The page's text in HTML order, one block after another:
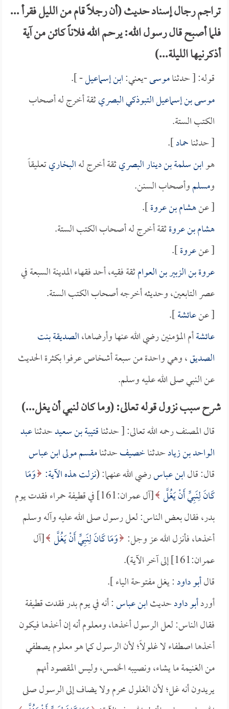
تراجم رجال إسناد حديث (أن رجلاً قام من الليل فقرأ ...
فلما أصبح قال رسول الله: يرحم الله فلاناً كائن من آية
أذكرنيها الليلة...)
قوله: [ حدثناموسى-يعني:ابن إسماعيل- ].
موسى بن إسماعيل التبوذكي البصريثقة أخرج له أصحاب
الكتب الستة.
[ حدثناحماد].
هوابن سلمة بن دينار البصريثقة أخرج لهالبخاريتعليقاً
ومسلموأصحاب السنن.
[ عنهشام بن عروة].
هشام بن عروةثقة أخرج له أصحاب الكتب الستة.
[ عنعروة].
عروة بن الزبير بن العوامثقة فقيه، أحد فقهاء المدينة السبعة في
عصر التابعين، وحديثه أخرجه أصحاب الكتب الستة.
[ عنعائشة].
عائشةأم المؤمنين رضي الله عنها وأرضاها،الصديقة بنت
الصديق، وهي واحدة من سبعة أشخاص عرفوا بكثرة الحديث
عن النبي صلى الله عليه وسلم.
شرح سبب نزول قوله تعالى: (وما كان لنبي أن يغل...)
قال المصنف رحمه الله تعالى: [ حدثناقتيبة بن سعيدحدثناعبد
الواحد بن زيادحدثناخصيفحدثنامقسم مولى ابن عباس
قال: قالابن عباسرضي الله عنهما: (نزلت هذه الآية: وَمَا
كَانَ لِنَبِيٍّ أَنْ يَغُلَّ
[آل عمران:161] في قطيفة حمراء فقدت يوم
بدر، فقال بعض الناس: لعل رسول صلى الله عليه وآله وسلم
أخذها، فأنزل الله عز وجل: وَمَا كَانَ لِنَبِيٍّ أَنْ يَغُلَّ [آل
عمران:161] إلى آخر الآية).
قالأبو داود: يغل مفتوحة الياء ].
أوردأبو داودحديثابن عباس: أنه في يوم بدر فقدت قطيفة
فقال الناس: لعل الرسول أخذها، ومعلوم أنه إن أخذها فيكون
أخذها اصطفاء لا غلولاً؛ لأن الرسول كما هو معلوم يصطفي
من الغنيمة ما يشاء، ونصيبه الخمس، وليس المقصود أنهم
يريدون أنه غل؛ لأن الغلول محرم ولا يضاف إلى الرسول صلى